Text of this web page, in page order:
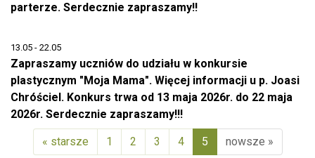
parterze. Serdecznie zapraszamy!!
13.05 - 22.05
Zapraszamy uczniów do udziału w konkursie
plastycznym "Moja Mama". Więcej informacji u p. Joasi
Chróściel. Konkurs trwa od 13 maja 2026r. do 22 maja
2026r. Serdecznie zapraszamy!!!
« starsze 1 2 3 4
5
nowsze »